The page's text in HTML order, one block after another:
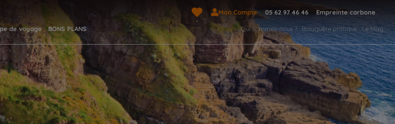
Mon Compte 05 62 97 46 46 Empreinte carbone
de voyage BONS PLANS Qui sommes-nous ? Balaguère pratique Le Mag